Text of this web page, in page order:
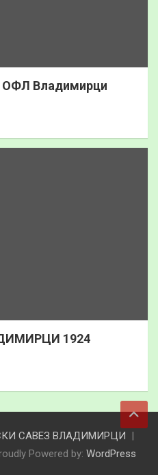
ОФЛ Владимирци
1924
САВЕЗ ВЛАДИМИРЦИ
Powered by: WordPress